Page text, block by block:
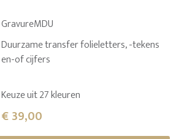
GravureMDU
Duurzame transfer folieletters, -tekens
en-of cijfers
Keuze uit 27 kleuren
€ 39,00